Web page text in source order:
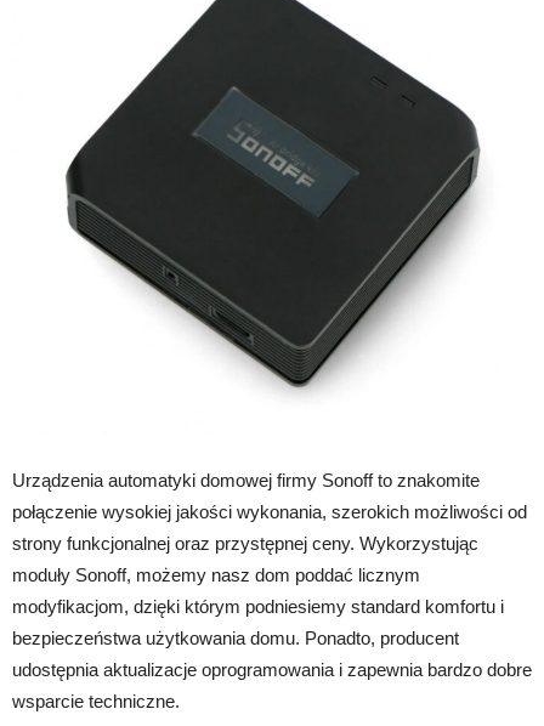
Urządzenia automatyki domowej firmy Sonoff to znakomite
połączenie wysokiej jakości wykonania, szerokich możliwości od
strony funkcjonalnej oraz przystępnej ceny. Wykorzystując
moduły Sonoff, możemy nasz dom poddać licznym
modyfikacjom, dzięki którym podniesiemy standard komfortu i
bezpieczeństwa użytkowania domu. Ponadto, producent
udostępnia aktualizacje oprogramowania i zapewnia bardzo dobre
wsparcie techniczne.